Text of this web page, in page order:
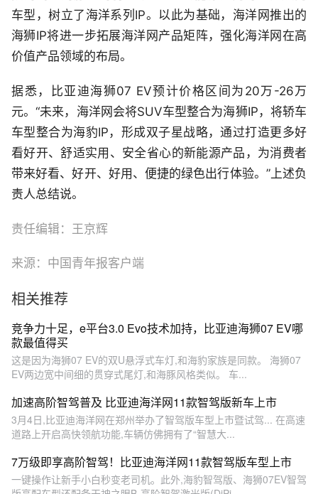
车型，树立了海洋系列IP。以此为基础，海洋网推出的
海狮IP将进一步拓展海洋网产品矩阵，强化海洋网在高
价值产品领域的布局。
据悉，比亚迪海狮07 EV预计价格区间为20万-26万
元。“未来，海洋网会将SUV车型整合为海狮IP，将轿车
车型整合为海豹IP，形成双子星战略，通过打造更多好
看好开、舒适实用、安全省心的新能源产品，为消费者
带来好看、好开、好用、便捷的绿色出行体验。”上述负
责人总结说。
责任编辑：王京辉
来源：中国青年报客户端
相关推荐
竞争力十足，e平台3.0 Evo技术加持，比亚迪海狮07 EV哪
款最值得买
这是因为海狮07 EV的双U悬浮式车灯,和海豹家族是同款。 海狮07
EV两边宽中间细的贯穿式尾灯,和海豚风格类似。 车...
加速高阶智驾普及 比亚迪海洋网11款智驾版新车上市
3月4日,比亚迪海洋网在郑州举办了智驾版车型上市暨试驾... 在高速
道路上开启高快领航功能,车辆仿佛拥有了“智慧大...
7万级即享高阶智驾！比亚迪海洋网11款智驾版车型上市
一键操作让新手小白秒变老司机。此外,海豹智驾版、海狮07EV智驾